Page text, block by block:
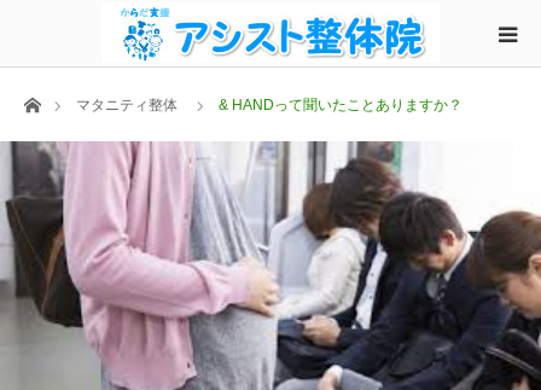
ホームマタニティ整体 & HANDって聞いたことありますか？